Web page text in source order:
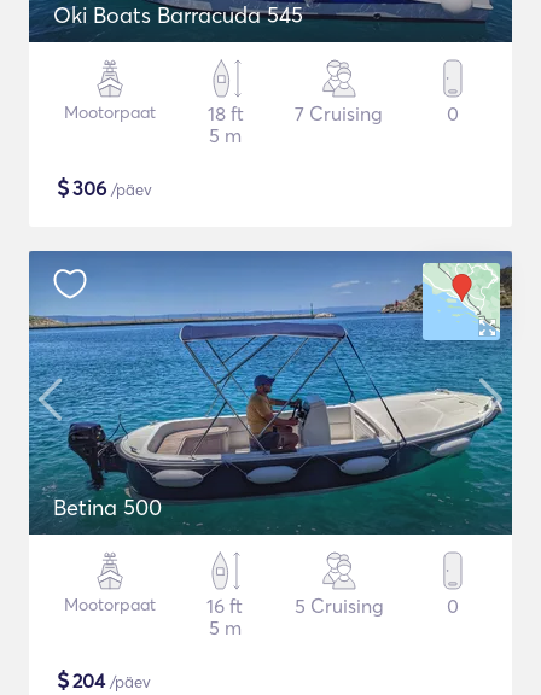
Oki Boats Barracuda 545
Mootorpaat
18 ft
5 m
7 Cruising 0
$306 /päev
Betina 500
Mootorpaat
16 ft
5 m
5 Cruising 0
$204/päev